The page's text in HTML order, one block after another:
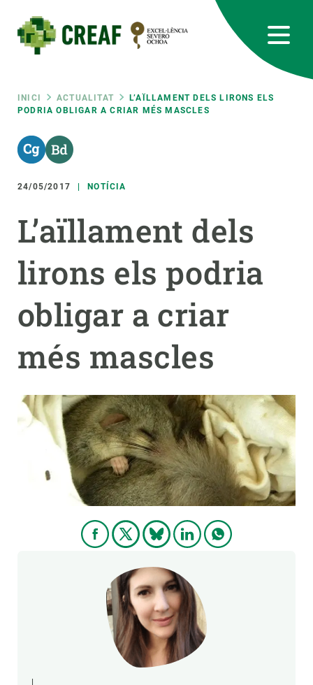
contingut
Fil
d'ariadna
INICI ACTUALITAT
L’AÏLLAMENT DELS LIRONS ELS
PODRIA OBLIGAR A CRIAR MÉS MASCLES
24/05/2017 NOTÍCIA
L’aïllament dels
lirons els podria
obligar a criar
més mascles
RRSS
Featured
responsive
INTRANET
Responsive
menu
RECERCA
CIÈNCIA EN ACCIÓ
UNEIX-TE A NOSALTRES
PARTICIPA